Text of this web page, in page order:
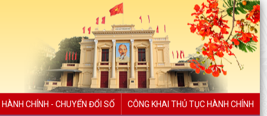
CHÍNH - CHUYỂN ĐỔI SỐ CÔNG KHAI THỦ TỤC HÀNH CHÍNH